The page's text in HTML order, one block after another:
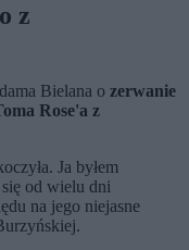
z
Bielana o zerwanie
Rose'a z
Ja byłem
od wielu dni
na jego niejasne